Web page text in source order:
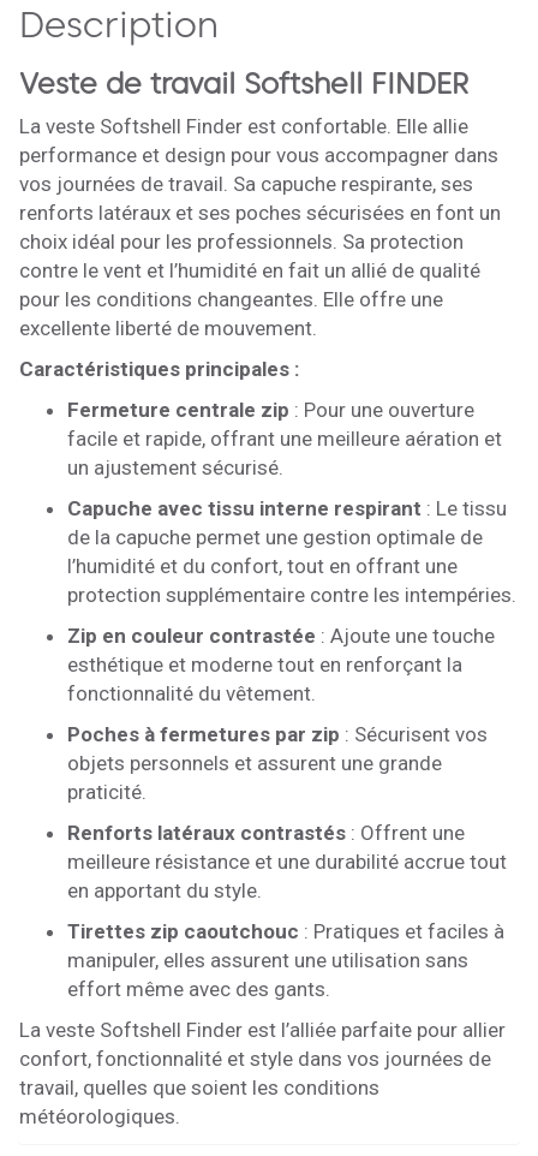
Description
Veste de travail Softshell FINDER
La veste Softshell Finder est confortable. Elle allie
performance et design pour vous accompagner dans
vos journées de travail. Sa capuche respirante, ses
renforts latéraux et ses poches sécurisées en font un
choix idéal pour les professionnels. Sa protection
contre le vent et l’humidité en fait un allié de qualité
pour les conditions changeantes. Elle offre une
excellente liberté de mouvement.
Caractéristiques principales :
Fermeture centrale zip : Pour une ouverture
facile et rapide, offrant une meilleure aération et
un ajustement sécurisé.
Capuche avec tissu interne respirant : Le tissu
de la capuche permet une gestion optimale de
l’humidité et du confort, tout en offrant une
protection supplémentaire contre les intempéries.
Zip en couleur contrastée : Ajoute une touche
esthétique et moderne tout en renforçant la
fonctionnalité du vêtement.
Poches à fermetures par zip : Sécurisent vos
objets personnels et assurent une grande
praticité.
Renforts latéraux contrastés : Offrent une
meilleure résistance et une durabilité accrue tout
en apportant du style.
Tirettes zip caoutchouc : Pratiques et faciles à
manipuler, elles assurent une utilisation sans
effort même avec des gants.
La veste Softshell Finder est l’alliée parfaite pour allier
confort, fonctionnalité et style dans vos journées de
travail, quelles que soient les conditions
météorologiques.